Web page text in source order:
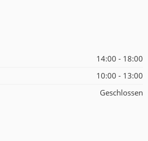
14:00 - 18:00
10:00 - 13:00
Geschlossen